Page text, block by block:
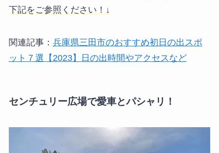
下記をご参照ください！↓
関連記事： 兵庫県三田市のおすすめ初日の出スポ
ット７選【2023】日の出時間やアクセスなど
センチュリー広場で愛車とパシャリ！